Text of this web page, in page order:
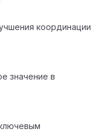
координации
значение в